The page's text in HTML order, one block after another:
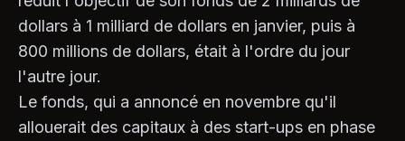
dollars à 1 milliard de dollars en janvier, puis à
800 millions de dollars, était à l'ordre du jour
l'autre jour.
Le fonds, qui a annoncé en novembre qu'il
allouerait des capitaux à des start-ups en phase